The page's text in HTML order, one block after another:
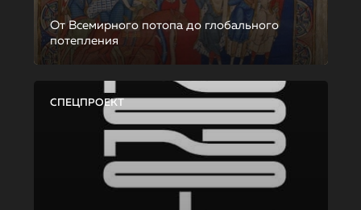
От Всемирного потопа до глобального
потепления
СПЕЦПРОЕКТ